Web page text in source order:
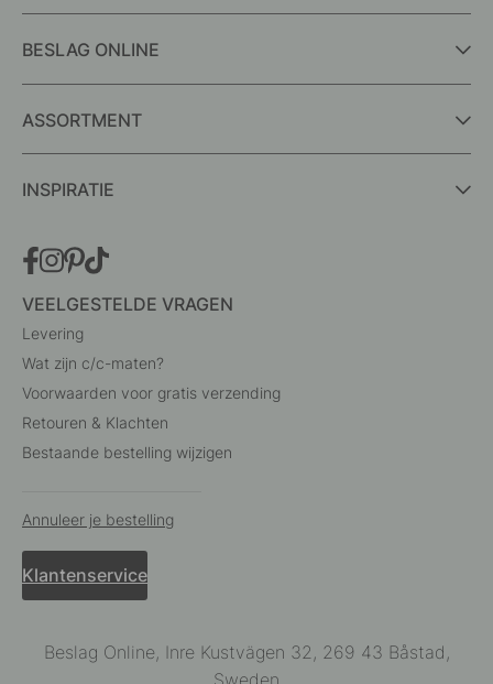
BESLAG ONLINE
ASSORTMENT
INSPIRATIE
VEELGESTELDE VRAGEN
Levering
Wat zijn c/c-maten?
Voorwaarden voor gratis verzending
Retouren & Klachten
Bestaande bestelling wijzigen
Annuleer je bestelling
Klantenservice
Beslag Online, Inre Kustvägen 32, 269 43 Båstad,
Sweden